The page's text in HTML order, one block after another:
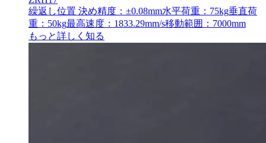
繰返し位置 決め精度：±0.08mm水平荷重：75kg垂直荷
重：50kg最高速度：1833.29mm/s移動範囲：7000mm
もっと詳しく知る